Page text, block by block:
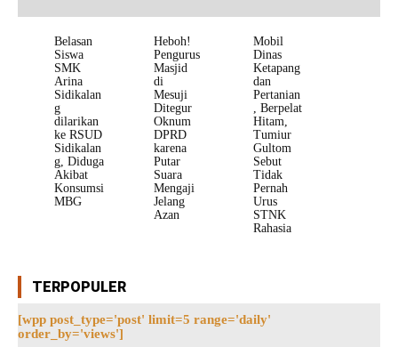
Belasan
Siswa
SMK
Arina
Sidikalan
g
dilarikan
ke RSUD
Sidikalan
g, Diduga
Akibat
Konsumsi
MBG
Heboh!
Pengurus
Masjid
di
Mesuji
Ditegur
Oknum
DPRD
karena
Putar
Suara
Mengaji
Jelang
Azan
Mobil
Dinas
Ketapang
dan
Pertanian
, Berpelat
Hitam,
Tumiur
Gultom
Sebut
Tidak
Pernah
Urus
STNK
Rahasia
TERPOPULER
[wpp post_type='post' limit=5 range='daily'
order_by='views']